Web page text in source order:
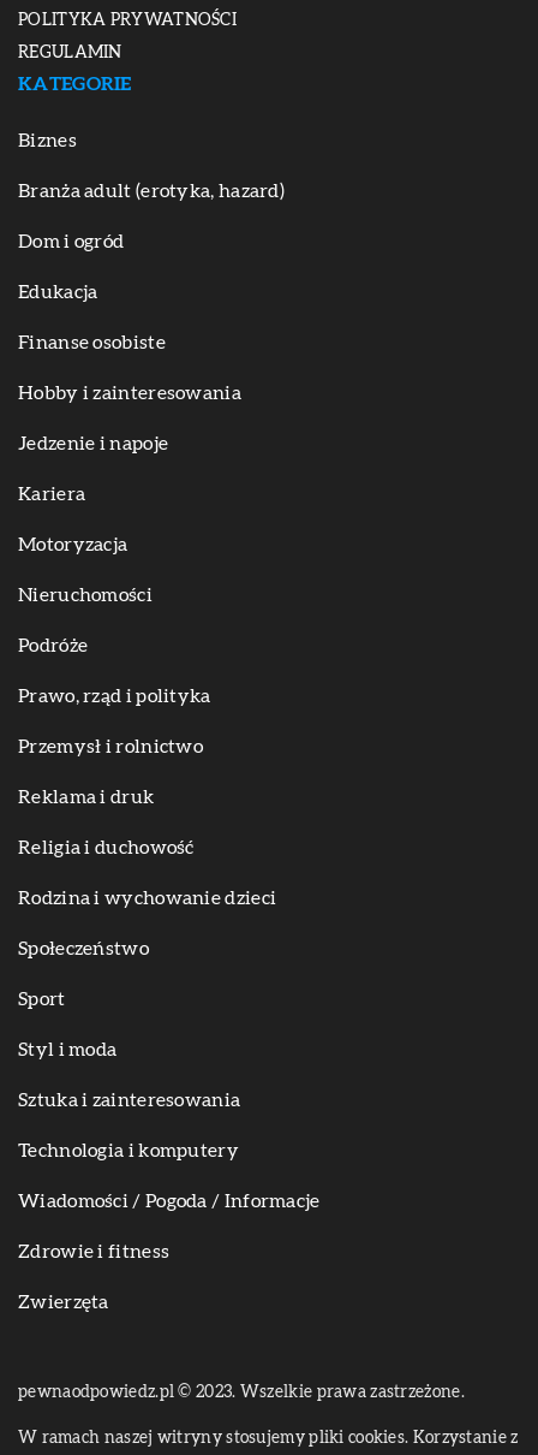
POLITYKA PRYWATNOŚCI
REGULAMIN
KATEGORIE
Biznes
Branża adult (erotyka, hazard)
Dom i ogród
Edukacja
Finanse osobiste
Hobby i zainteresowania
Jedzenie i napoje
Kariera
Motoryzacja
Nieruchomości
Podróże
Prawo, rząd i polityka
Przemysł i rolnictwo
Reklama i druk
Religia i duchowość
Rodzina i wychowanie dzieci
Społeczeństwo
Sport
Styl i moda
Sztuka i zainteresowania
Technologia i komputery
Wiadomości / Pogoda / Informacje
Zdrowie i fitness
Zwierzęta
pewnaodpowiedz.pl © 2023. Wszelkie prawa zastrzeżone.
W ramach naszej witryny stosujemy pliki cookies. Korzystanie z